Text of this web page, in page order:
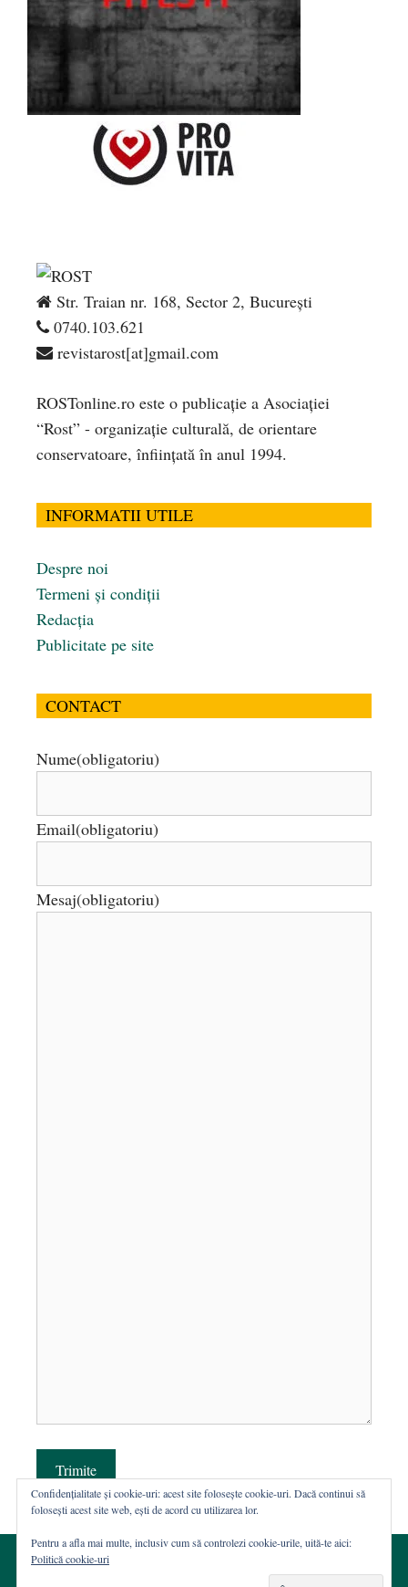
Str. Traian nr. 168, Sector 2, București
0740.103.621
revistarost[at]gmail.com
ROSTonline.ro este o publicaţie a Asociaţiei
“Rost” - organizaţie culturală, de orientare
conservatoare, înfiinţată în anul 1994.
INFORMATII UTILE
Despre noi
Termeni și condiții
Redacția
Publicitate pe site
CONTACT
Nume(obligatoriu)
Email(obligatoriu)
Mesaj(obligatoriu)
Trimite
Confidențialitate și cookie-uri: acest site folosește cookie-uri. Dacă continui să
folosești acest site web, ești de acord cu utilizarea lor.
Pentru a afla mai multe, inclusiv cum să controlezi cookie-urile, uită-te aici:
Politică cookie-uri